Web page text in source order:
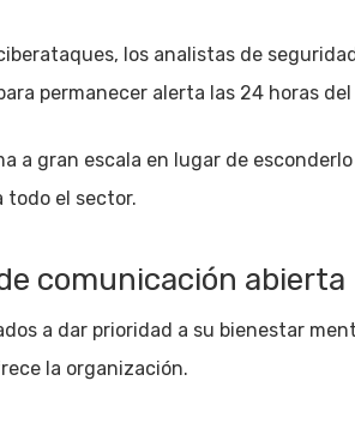
los analistas de
permanecer alerta las 24 horas
a gran escala en lugar de
todo el sector.
comunicación abierta
a dar prioridad a su bienestar
la organización.